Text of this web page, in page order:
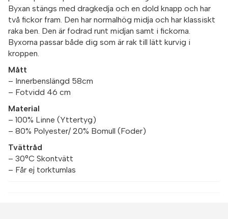
Byxan stängs med dragkedja och en dold knapp och har
två fickor fram. Den har normalhög midja och har klassiskt
raka ben. Den är fodrad runt midjan samt i fickorna.
Byxorna passar både dig som är rak till lätt kurvig i
kroppen.
Mått
– Innerbenslängd 58cm
– Fotvidd 46 cm
Material
– 100% Linne (Yttertyg)
– 80% Polyester/ 20% Bomull (Foder)
Tvättråd
– 30°C Skontvätt
– Får ej torktumlas